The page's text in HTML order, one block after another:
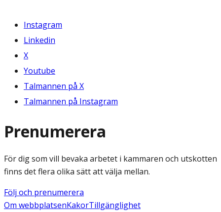
Instagram
Linkedin
X
Youtube
Talmannen på X
Talmannen på Instagram
Prenumerera
För dig som vill bevaka arbetet i kammaren och utskotten
finns det flera olika sätt att välja mellan.
Följ och prenumerera
Om webbplatsenKakorTillgänglighet